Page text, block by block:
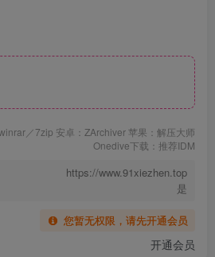
／7zip 安卓：ZArchiver 苹果：解压大师
Onedive下载：推荐IDM
https://www.91xiezhen.top
是
您暂无权限，请先开通会员
开通会员